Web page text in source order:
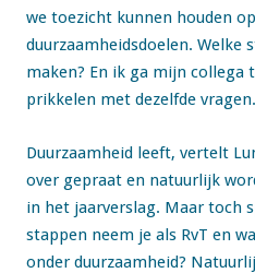
we toezicht kunnen houden
duurzaamheidsdoelen. Welke
maken? En ik ga mijn collega
prikkelen met dezelfde
Duurzaamheid leeft, vertelt
over gepraat en natuurlijk
in het jaarverslag. Maar toch
stappen neem je als RvT en
onder duurzaamheid?